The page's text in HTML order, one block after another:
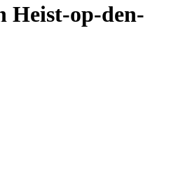
Heist-op-den-